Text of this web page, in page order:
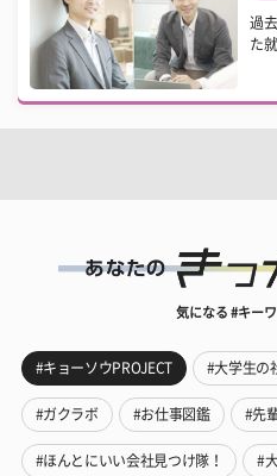
過
た
気になる #キー
#キョーソウPROJECT #大学生の
#ガクラボ #お仕事図鑑 #先
#ほんとにいい会社見つけ隊！ #